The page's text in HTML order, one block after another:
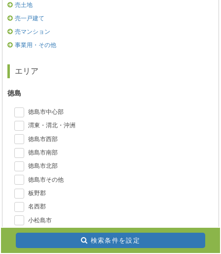
検索条件を設定
売土地
売一戸建て
売マンション
事業用・その他
エリア
徳島
徳島市中心部
渭東・渭北・沖洲
徳島市西部
徳島市南部
徳島市北部
徳島市その他
板野郡
名西郡
小松島市
この条件で検索する